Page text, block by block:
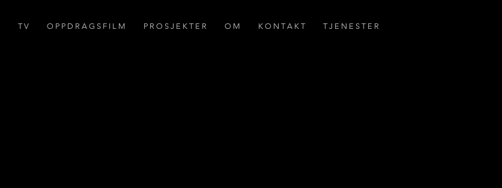
T V O P P D R A G S F I L M P R O S J E K T E R O M K O N T A K T T J E N E S T E R